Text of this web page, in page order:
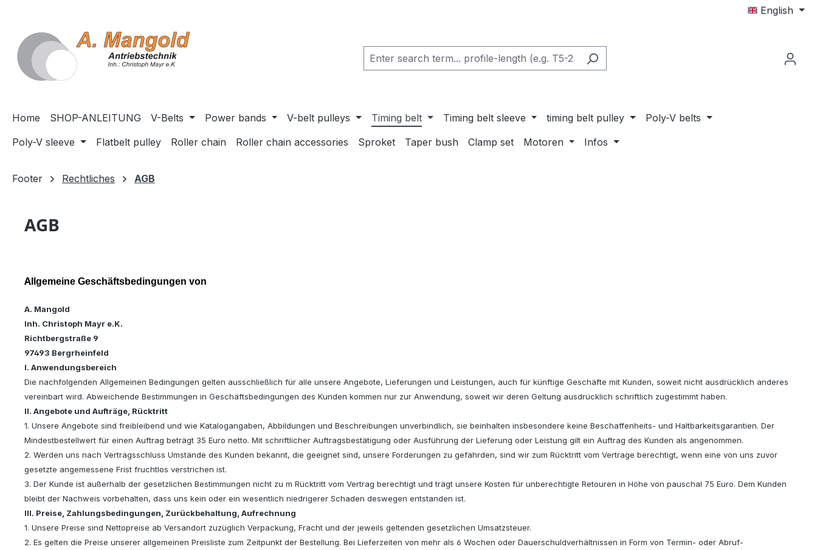
English
Home SHOP-ANLEITUNG V-Belts Power bands V-belt pulleys Timing belt Timing belt sleeve timing belt pulley
Poly-V belts
Poly-V sleeve
Flatbelt pulley Roller chain Roller chain accessories Sproket Taper bush Clamp set Motoren Infos
Footer Rechtliches AGB
AGB
A llgemeine Geschäftsbedingungen von
A. Mangold
Inh. Christoph Mayr e.K.
Richtbergstraße 9
97493 Bergrheinfeld
I. Anwendungsbereich
Die nachfolgenden Allgemeinen Bedingungen gelten ausschließlich für alle unsere Angebote, Lieferungen und Leistungen, auch für künftige Geschäfte mit Kunden, soweit nicht ausdrücklich anderes
vereinbart wird. Abweichende Bestimmungen in Geschäftsbedingungen des Kunden kommen nur zur Anwendung, soweit wir deren Geltung ausdrücklich schriftlich zugestimmt haben.
II. Angebote und Aufträge, Rücktritt
1. Unsere Angebote sind freibleibend und wie Katalogangaben, Abbildungen und Beschreibungen unverbindlich, sie beinhalten insbesondere keine Beschaffenheits- und Haltbarkeitsgarantien. Der
Mindestbestellwert für einen Auftrag beträgt 35 Euro netto. Mit schriftlicher Auftragsbestätigung oder Ausführung der Lieferung oder Leistung gilt ein Auftrag des Kunden als angenommen.
2. Werden uns nach Vertragsschluss Umstände des Kunden bekannt, die geeignet sind, unsere Forderungen zu gefährden, sind wir zum Rücktritt vom Vertrage berechtigt, wenn eine von uns zuvor
gesetzte angemessene Frist fruchtlos verstrichen ist.
3. Der Kunde ist außerhalb der gesetzlichen Bestimmungen nicht zu m Rücktritt vom Vertrag berechtigt und trägt unsere Kosten für unberechtigte Retouren in Höhe von pauschal 75 Euro. Dem Kunden
bleibt der Nachweis vorbehalten, dass uns kein oder ein wesentlich niedrigerer Schaden deswegen entstanden ist.
III. Preise, Zahlungsbedingungen, Zurückbehaltung, Aufrechnung
1. Unsere Preise sind Nettopreise ab Versandort zuzüglich Verpackung, Fracht und der jeweils geltenden gesetzlichen Umsatzsteuer.
2. Es gelten die Preise unserer allgemeinen Preisliste zum Zeitpunkt der Bestellung. Bei Lieferzeiten von mehr als 6 Wochen oder Dauerschuldverhältnissen in Form von Termin- oder Abruf-